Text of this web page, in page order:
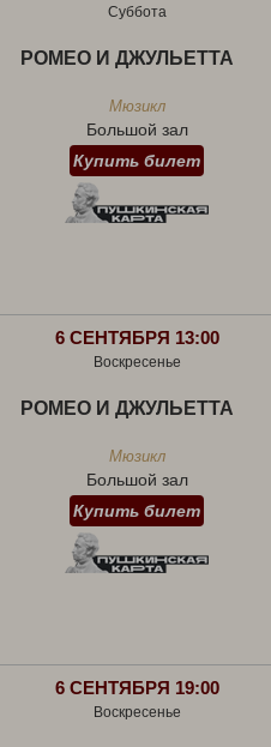
Суббота
РОМЕО И ДЖУЛЬЕТТА
Мюзикл
Большой зал
Купить билет
6 СЕНТЯБРЯ 13:00
Воскресенье
РОМЕО И ДЖУЛЬЕТТА
Мюзикл
Большой зал
Купить билет
6 СЕНТЯБРЯ 19:00
Воскресенье